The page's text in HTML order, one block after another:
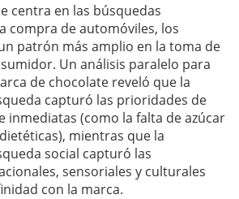
centra en las búsquedas
compra de automóviles, los
patrón más amplio en la toma de
Un análisis paralelo para
de chocolate reveló que la
capturó las prioridades de
inmediatas (como la falta de azúcar
mientras que la
social capturó las
sensoriales y culturales
con la marca.